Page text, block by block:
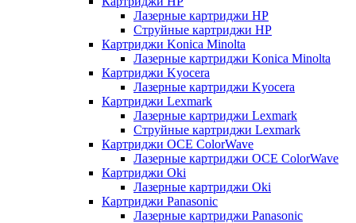
Лазерные картриджи HP
Струйные картриджи HP
Картриджи Konica Minolta
Лазерные картриджи Konica Minolta
Картриджи Kyocera
Лазерные картриджи Kyocera
Картриджи Lexmark
Лазерные картриджи Lexmark
Струйные картриджи Lexmark
Картриджи OCE ColorWave
Лазерные картриджи OCE ColorWave
Картриджи Oki
Лазерные картриджи Oki
Картриджи Panasonic
Лазерные картриджи Panasonic